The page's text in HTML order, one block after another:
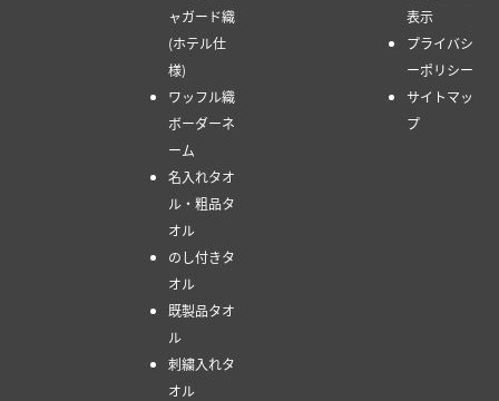
ャガード織
(ホテル仕
様)
ワッフル織
ボーダーネ
ーム
名入れタオ
ル・粗品タ
オル
のし付きタ
オル
既製品タオ
ル
刺繍入れタ
オル
表示
プライバシ
ーポリシー
サイトマッ
プ